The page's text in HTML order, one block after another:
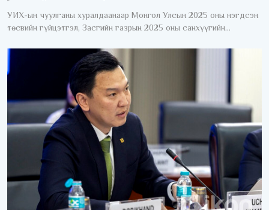
УИХ-ын чуулганы хуралдаанаар Монгол Улсын 2025 оны нэгдсэн
төсвийн гүйцэтгэл, Засгийн газрын 2025 оны санхүүгийн
гүйцэтгэл батлах